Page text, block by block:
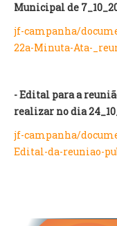
SECRETARIA
CANÍDEOS
CEMITÉRIO
VENDA AMBULANTE
EMPREGO (GIP)
OFERTAS DE EMPREGO
Municipal de
jf-campanha/
22a-Minuta-Ata-
- Edital para a
realizar no dia
jf-campanha/
Edital-da-reuniao-